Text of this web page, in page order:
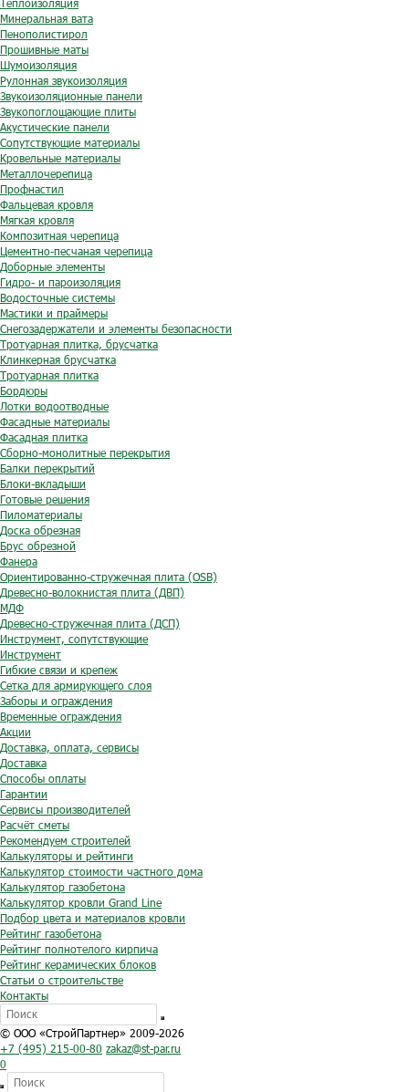
Теплоизоляция
Минеральная вата
Пенополистирол
Прошивные маты
Шумоизоляция
Рулонная звукоизоляция
Звукоизоляционные панели
Звукопоглощающие плиты
Акустические панели
Сопутствующие материалы
Кровельные материалы
Металлочерепица
Профнастил
Фальцевая кровля
Мягкая кровля
Композитная черепица
Цементно-песчаная черепица
Доборные элементы
Гидро- и пароизоляция
Водосточные системы
Мастики и праймеры
Снегозадержатели и элементы безопасности
Тротуарная плитка, брусчатка
Клинкерная брусчатка
Тротуарная плитка
Бордюры
Лотки водоотводные
Фасадные материалы
Фасадная плитка
Сборно-монолитные перекрытия
Балки перекрытий
Блоки-вкладыши
Готовые решения
Пиломатериалы
Доска обрезная
Брус обрезной
Фанера
Ориентированно-стружечная плита (OSB)
Древесно-волокнистая плита (ДВП)
МДФ
Древесно-стружечная плита (ДСП)
Инструмент, сопутствующие
Инструмент
Гибкие связи и крепеж
Сетка для армирующего слоя
Заборы и ограждения
Временные ограждения
Акции
Доставка, оплата, сервисы
Доставка
Способы оплаты
Гарантии
Сервисы производителей
Расчёт сметы
Рекомендуем строителей
Калькуляторы и рейтинги
Калькулятор стоимости частного дома
Калькулятор газобетона
Калькулятор кровли Grand Line
Подбор цвета и материалов кровли
Рейтинг газобетона
Рейтинг полнотелого кирпича
Рейтинг керамических блоков
Статьи о строительстве
Контакты
© ООО «СтройПартнер» 2009-2026
+7 (495) 215-00-80 zakaz@st-par.ru
0